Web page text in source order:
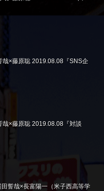
哉×藤原聡 2019.08.08『SNS企
哉×藤原聡 2019.08.08『対談
誓哉×長富陽一（米子西高等学